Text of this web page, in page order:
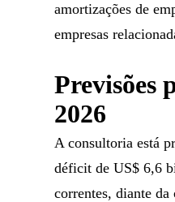
amortizações de
empresas
Previsões
2026
A consultoria está
déficit de US$ 6,6
correntes, diante da